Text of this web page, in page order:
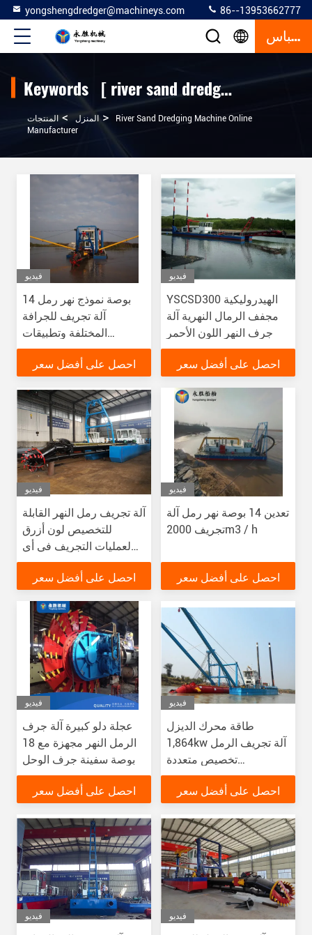
yongshengdredger@machineys.com 86--13953662777
إقتباس
Keywords [ river sand dredging machine ] Match 250 المنتجات
المنزل > المنتجات >
River Sand Dredging Machine Online
Manufacturer
فيديو
14 بوصة نموذج نهر رمل
آلة تجريف للجرافة
المختلفة وتطبيقات
الاسترداد
احصل على أفضل سعر
فيديو
YSCSD300 الهيدروليكية
مجفف الرمال النهرية آلة
جرف النهر اللون الأحمر
احصل على أفضل سعر
فيديو
آلة تجريف رمل النهر القابلة
للتخصيص لون أزرق
لعمليات التجريف في أي
جسم مياه
احصل على أفضل سعر
فيديو
تعدين 14 بوصة نهر رمل آلة
تجريف 2000m3 / h
احصل على أفضل سعر
فيديو
عجلة دلو كبيرة آلة جرف
الرمل النهر مجهزة مع 18
بوصة سفينة جرف الوحل
احصل على أفضل سعر
فيديو
طاقة محرك الديزل
1,864kw آلة تجريف الرمل
تخصيص متعددة
الاستخدامات
احصل على أفضل سعر
فيديو فيديو